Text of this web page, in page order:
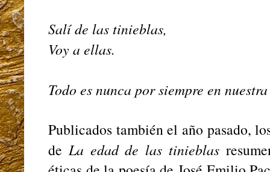
Salí de las tinieblas,
Voy a ellas.
Todo es nunca por siempre en
Publicados también el año pasado,
de La edad de las tinieblas